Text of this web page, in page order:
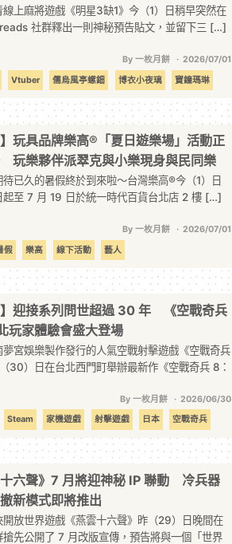
線上麻將遊戲《明星3缺1》今（1）日稍早突然在
社群釋出一則神秘預告貼文，並留下三 […]
By 一枚月餅
2026/07/01
Vtuber 儒烏風亭螺鈿 博衣小夜璃 寶鐘瑪琳
聯動 聯名 虛擬偶像 鈊象電子 麻將
】玩具品牌樂高®「夏日遊樂場」活動正
玩樂夥伴派翠克與小樂現身與民同樂
待已久的暑假終於到來啦～台灣樂高®今（1）日
起至 7 月 19 日於統一時代百貨台北店 2 樓 […]
By 一枚月餅
2026/07/01
假 樂高 線下活動 藝人
】迎接系列問世超過 30 年 《空戰奇兵
玩家體驗會盛大登場
夢宮娛樂製作發行的人氣空戰射擊遊戲《空戰奇兵
30）日在台北西門町舉辦最新作《空戰奇兵 8：
By 一枚月餅
2026/06/30
Steam 家機遊戲 射擊遊戲 日本 空戰奇兵
線下活動 萬代南夢宮娛樂 開箱
十六聲》7 月將迎神秘 IP 聯動 冷兵器
新模式即將推出
開放世界遊戲《燕雲十六聲》昨（29）日晚間在
搶先公開了 7 月改版宣傳，預告將與一個「世界